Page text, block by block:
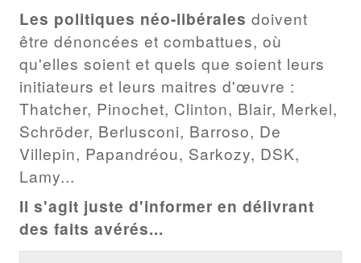
Les politiques néo-libérales doivent
être dénoncées et combattues, où
qu'elles soient et quels que soient leurs
initiateurs et leurs maitres d'œuvre :
Thatcher, Pinochet, Clinton, Blair, Merkel,
Schröder, Berlusconi, Barroso, De
Villepin, Papandréou, Sarkozy, DSK,
Lamy...
Il s'agit juste d'informer en délivrant
des faits avérés...